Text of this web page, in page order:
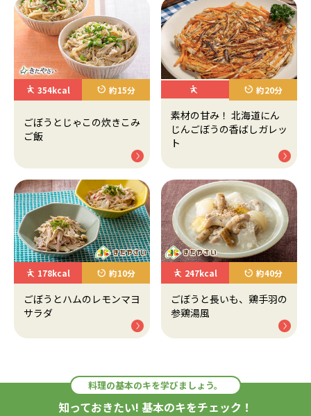
354kcal 約15分
ごぼうとじゃこの炊きこみ
ご飯
約20分
素材の甘み！ 北海道にん
じんごぼうの香ばしガレッ
ト
178kcal 約10分
ごぼうとハムのレモンマヨ
サラダ
247kcal 約40分
ごぼうと長いも、鶏手羽の
参鶏湯風
料理の基本のキを学びましょう。
知っておきたい! 基本のキをチェック！